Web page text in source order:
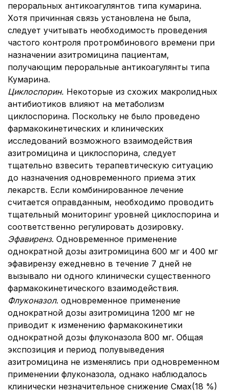
пероральных антикоагулянтов типа кумарина.
Хотя причинная связь установлена не была,
следует учитывать необходимость проведения
частого контроля протромбинового времени при
назначении азитромицина пациентам,
получающим пероральные антикоагулянты типа
Кумарина.
Циклоспорин. Некоторые из схожих макролидных
антибиотиков влияют на метаболизм
циклоспорина. Поскольку не было проведено
фармакокинетических и клинических
исследований возможного взаимодействия
азитромицина и циклоспорина, следует
тщательно взвесить терапевтическую ситуацию
до назначения одновременного приема этих
лекарств. Если комбинированное лечение
считается оправданным, необходимо проводить
тщательный мониторинг уровней циклоспорина и
соответственно регулировать дозировку.
Эфавиренз. Одновременное применение
однократной дозы азитромицина 600 мг и 400 мг
эфавирензу ежедневно в течение 7 дней не
вызывало ни одного клинически существенного
фармакокинетического взаимодействия.
Флуконазол. одновременное применение
однократной дозы азитромицина 1200 мг не
приводит к изменению фармакокинетики
однократной дозы флуконазола 800 мг. Общая
экспозиция и период полувыведения
азитромицина не изменялись при одновременном
применении флуконазола, однако наблюдалось
клинически незначительное снижение Смах(18 %)